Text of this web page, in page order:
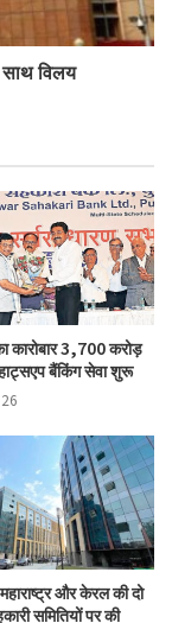
साथ विलय
कारोबार 3,700 करोड़
बैंकिंग सेवा शुरू
और केरल की दो
समितियों पर की